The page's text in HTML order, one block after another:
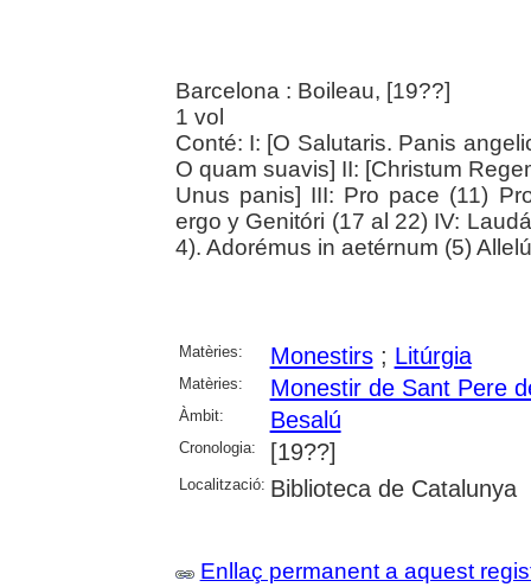
Barcelona : Boileau, [19??]
1 vol
Conté: I: [O Salutaris. Panis
O quam suavis] II: [Christum
Unus panis] III: Pro pace (11)
ergo y Genitóri (17 al 22) IV:
4). Adorémus in aetérnum (5)
Matèries: Monestirs; Litúrgia
Matèries: Monestir de Sant Pere
Àmbit: Besalú
Cronologia: [19??]
Localització: Biblioteca de Catalunya
Enllaç permanent a aquest